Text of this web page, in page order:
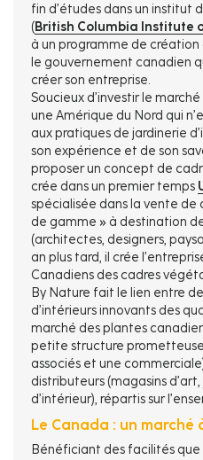
fin d’études dans un institut
(British Columbia Institute
à un programme de création
le gouvernement canadien
créer son entreprise.
Soucieux d’investir le
une Amérique du Nord qui
aux pratiques de jardinerie
son expérience et de son
proposer un concept de
crée dans un premier temps
spécialisée dans la vente de
de gamme » à destination
(architectes, designers,
an plus tard, il crée
Canadiens des cadres
By Nature fait le lien entre
d’intérieurs innovants des
marché des plantes
petite structure
associés et une
distributeurs (magasins
d’intérieur), répartis sur
Le Canada : un marché
Bénéficiant des facilités que